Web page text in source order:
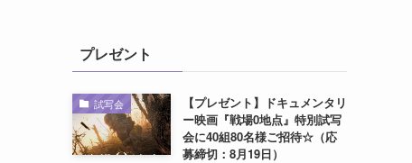
プレゼント
試写会
【プレゼント】ドキュメンタリ
ー映画『戦場0地点』特別試写
会に40組80名様ご招待☆（応
募締切：8月19日）